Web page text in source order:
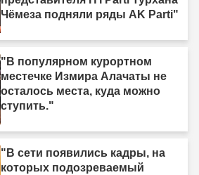
Чёмеза подняли ряды AK Parti"
"В популярном курортном
местечке Измира Алачаты не
осталось места, куда можно
ступить."
"В сети появились кадры, на
которых подозреваемый